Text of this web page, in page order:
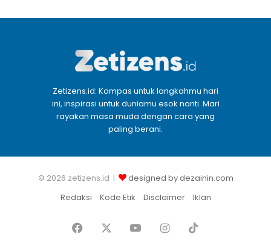
Zetizens.id: Kompas untuk langkahmu hari
ini, inspirasi untuk duniamu esok nanti. Mari
rayakan masa muda dengan cara yang
paling berani.
© 2026 zetizens.id |
designed by dezainin.com
Redaksi
Kode Etik Disclaimer Iklan
Facebook YouTubeInstagram